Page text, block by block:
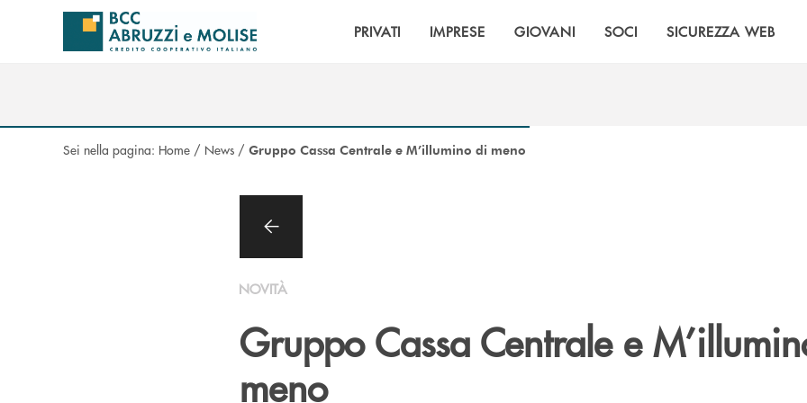
Salta al contenuto principale
PRIVATI IMPRESE GIOVANI SOCI SICUREZZA WEB
Sei nella pagina: Home / News / Gruppo Cassa Centrale e M’illumino di meno
NOVITÀ
Gruppo Cassa Centrale e
meno